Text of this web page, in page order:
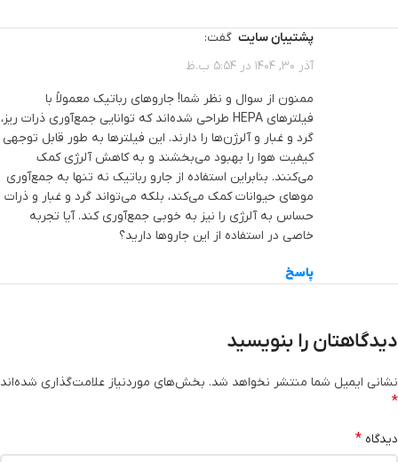
پشتیبان سایت گفت:
آذر 30, 1404 در 5:54 ب.ظ
ممنون از سوال و نظر شما! جاروهای رباتیک معمولاً با
فیلترهای HEPA طراحی شده‌اند که توانایی جمع‌آوری ذرات ریز،
گرد و غبار و آلرژن‌ها را دارند. این فیلترها به طور قابل توجهی
کیفیت هوا را بهبود می‌بخشند و به کاهش آلرژی کمک
می‌کنند. بنابراین استفاده از جارو رباتیک نه تنها به جمع‌آوری
موهای حیوانات کمک می‌کند، بلکه می‌تواند گرد و غبار و ذرات
حساس به آلرژی را نیز به خوبی جمع‌آوری کند. آیا تجربه
خاصی در استفاده از این جاروها دارید؟
پاسخ
دیدگاهتان را بنویسید
نشانی ایمیل شما منتشر نخواهد شد. بخش‌های موردنیاز علامت‌گذاری شده‌اند
*
دیدگاه *